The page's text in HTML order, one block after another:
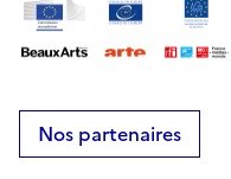
Nos partenaires